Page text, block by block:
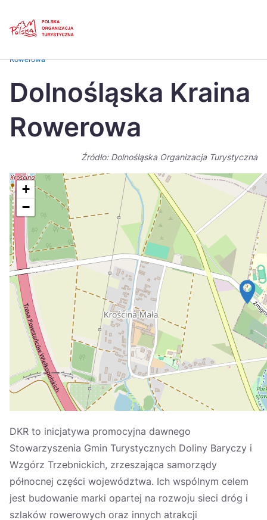
Česká 中国
Dansk
Italiano
Nederlands 日本
Português
Suomi
Україна
Zamknij
Rowerowa
Dolnośląska Kraina
Rowerowa
Źródło: Dolnośląska Organizacja Turystyczna
+
−
DKR to inicjatywa promocyjna dawnego
Stowarzyszenia Gmin Turystycznych Doliny Baryczy i
Wzgórz Trzebnickich, zrzeszająca samorządy
północnej części województwa. Ich wspólnym celem
jest budowanie marki opartej na rozwoju sieci dróg i
szlaków rowerowych oraz innych atrakcji